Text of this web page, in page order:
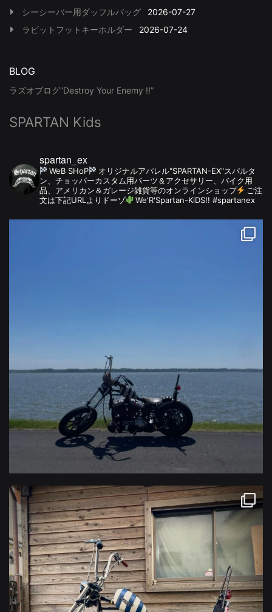
シーシーバー用ダッフルバッグ
2026-07-27
ラビットフットキーホルダー
2026-07-24
BLOG
ラズオブログ”Destroy Your Enemy !!”
SPARTAN Kids
spartan_ex
WeB SHoP
オリジナルアパレル"SPARTAN-EX"スパルタ
ン、チョッパーカスタム用パーツ＆アクセサリー、バイク用
品、アメリカン＆ガレージ雑貨等のオンラインショップ
ご注
文は下記URLよりドーゾ
We'R'Spartan-KiDS!! #spartanex